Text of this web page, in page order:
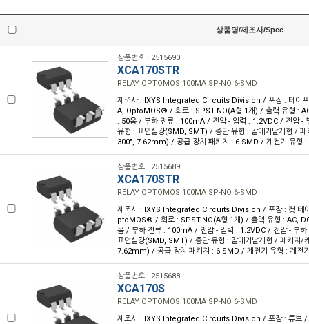
상품명/제조사/Spec
상품번호 : 2515690
XCA170STR
RELAY OPTOMOS 100MA SP-NO 6-SMD
제조사 : IXYS Integrated Circuits Division / 포장 : 테이
A, OptoMOS® / 회로 : SPST-NO(A형 1개) / 출력 유형 :
: 50옴 / 부하 전류 : 100mA / 전압 - 입력 : 1.2VDC / 전압 -
유형 : 표면실장(SMD, SMT) / 종단 유형 : 갈매기날개형 /
300", 7.62mm) / 공급 장치 패키지 : 6-SMD / 계전기 유형 :
상품번호 : 2515689
XCA170STR
RELAY OPTOMOS 100MA SP-NO 6-SMD
제조사 : IXYS Integrated Circuits Division / 포장 : 컷 테
ptoMOS® / 회로 : SPST-NO(A형 1개) / 출력 유형 : AC,
옴 / 부하 전류 : 100mA / 전압 - 입력 : 1.2VDC / 전압 - 부
표면실장(SMD, SMT) / 종단 유형 : 갈매기날개형 / 패키지/
7.62mm) / 공급 장치 패키지 : 6-SMD / 계전기 유형 : 계전
상품번호 : 2515688
XCA170S
RELAY OPTOMOS 100MA SP-NO 6-SMD
제조사 : IXYS Integrated Circuits Division / 포장 : 튜브 /